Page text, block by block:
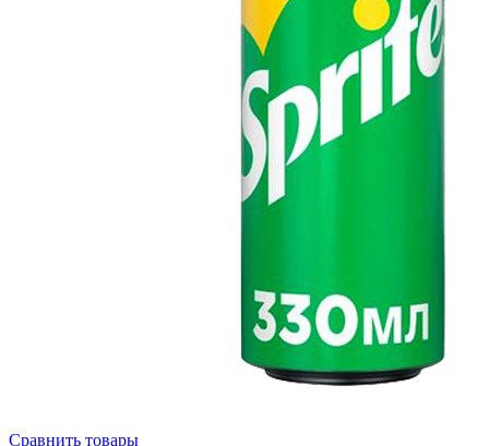
Сравнить товары